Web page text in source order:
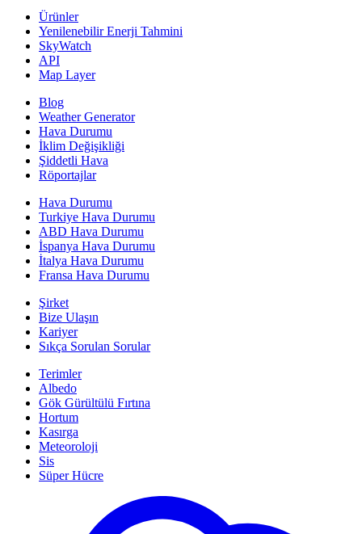
Ürünler
Yenilenebilir Enerji Tahmini
SkyWatch
API
Map Layer
Blog
Weather Generator
Hava Durumu
İklim Değişikliği
Şiddetli Hava
Röportajlar
Hava Durumu
Turkiye Hava Durumu
ABD Hava Durumu
İspanya Hava Durumu
İtalya Hava Durumu
Fransa Hava Durumu
Şirket
Bize Ulaşın
Kariyer
Sıkça Sorulan Sorular
Terimler
Albedo
Gök Gürültülü Fırtına
Hortum
Kasırga
Meteoroloji
Sis
Süper Hücre